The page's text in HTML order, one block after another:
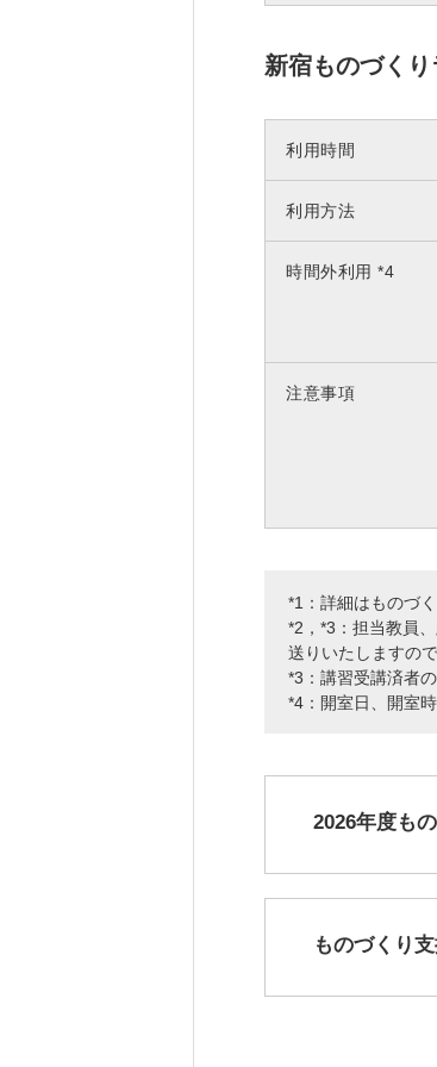
新宿ものづくり
利用時間
利用方法
時間外利用 *4
注意事項
*1：詳細はものづ
*2，*3：担当教員
送りいたしますの
*3：講習受講済者
*4：開室日、開室
2026年度も
ものづくり